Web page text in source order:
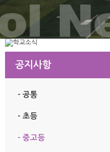
공지사항
- 공통
- 초등
- 중고등